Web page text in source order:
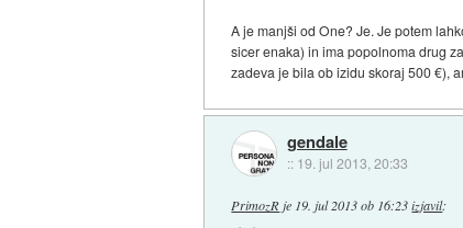
A je manjši od One? Je. Je potem
sicer enaka) in ima popolnoma drug
zadeva je bila ob izidu skoraj 500 €),
gendale
:: 19. jul 2013, 20:33
PrimozR je 19. jul 2013 ob 16:23 izjavil: